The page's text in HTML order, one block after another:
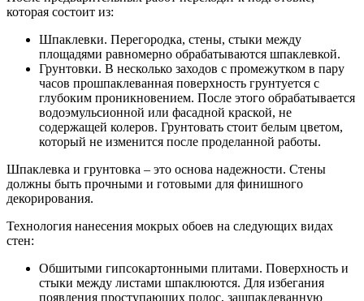
которая состоит из:
Шпаклевки. Перегородка, стены, стыки между
площадями равномерно обрабатываются шпаклевкой.
Грунтовки. В несколько заходов с промежутком в пару
часов прошпаклеванная поверхность грунтуется с
глубоким проникновением. После этого обрабатывается
водоэмульсионной или фасадной краской, не
содержащей колеров. Грунтовать стоит белым цветом,
который не изменится после проделанной работы.
Шпаклевка и грунтовка – это основа надежности. Стены
должны быть прочными и готовыми для финишного
декорирования.
Технология нанесения мокрых обоев на следующих видах
стен:
Обшитыми гипсокартонными плитами. Поверхность и
стыки между листами шпаклюются. Для избегания
появления проступающих полос, зашпаклеванную